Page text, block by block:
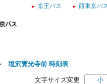
京王バス 西東京バ
塩沢寳光寺前 時刻表
文字サイズ変更 小